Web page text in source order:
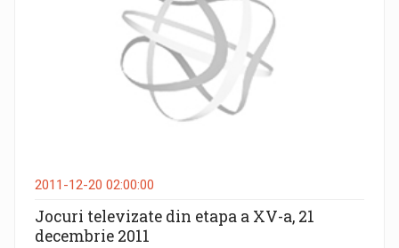
2011-12-20 02:00:00
Jocuri televizate din etapa a XV-a, 21
decembrie 2011